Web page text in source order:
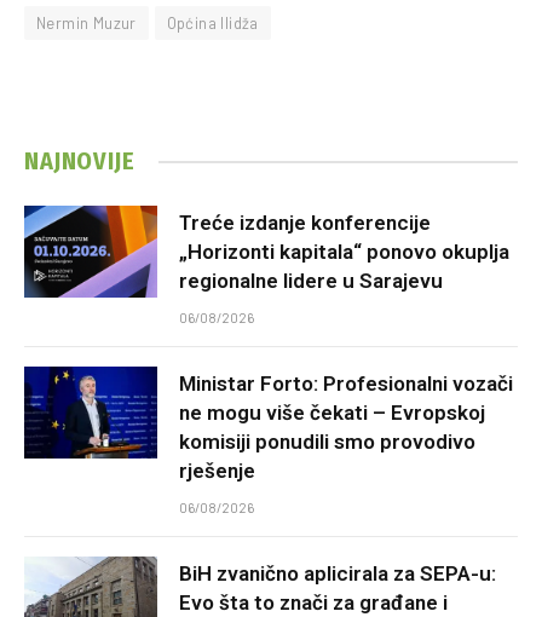
Nermin Muzur Općina Ilidža
NAJNOVIJE
Treće izdanje konferencije
„Horizonti kapitala“ ponovo okuplja
regionalne lidere u Sarajevu
06/08/2026
Ministar Forto: Profesionalni vozači
ne mogu više čekati – Evropskoj
komisiji ponudili smo provodivo
rješenje
06/08/2026
BiH zvanično aplicirala za SEPA-u:
Evo šta to znači za građane i